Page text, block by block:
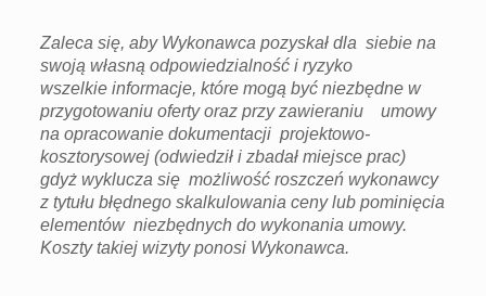
Zaleca się, aby Wykonawca pozyskał dla siebie na
swoją własną odpowiedzialność i ryzyko
wszelkie informacje, które mogą być niezbędne w
przygotowaniu oferty oraz przy zawieraniu umowy
na opracowanie dokumentacji projektowo-
kosztorysowej (odwiedził i zbadał miejsce prac)
gdyż wyklucza się możliwość roszczeń wykonawcy
z tytułu błędnego skalkulowania ceny lub pominięcia
elementów niezbędnych do wykonania umowy.
Koszty takiej wizyty ponosi Wykonawca.